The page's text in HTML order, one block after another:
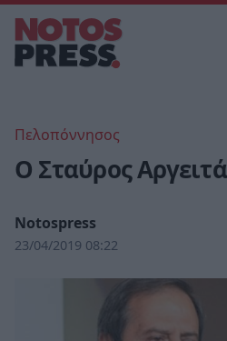
Πελοπόννησος
Ο Σταύρος
Notospress
23/04/2019 08:22